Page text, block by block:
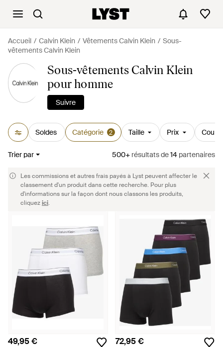
Accueil Calvin Klein Vêtements Calvin Klein
Sous-
vêtements Calvin Klein
Sous-vêtements Calvin Klein
pour homme
Suivre
Soldes Catégorie 2 Taille Prix
Trier par 500+ résultatsde14 partenaires
Les commissions et autres frais payés à Lyst peuvent affecter le
classement d'un produit dans cette recherche. Pour plus
d'informations sur la façon dont nous classons les produits,
cliquezici.
49,95 € 72,95 €